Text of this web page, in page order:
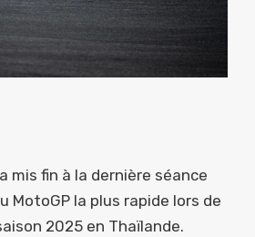
mis fin à la dernière séance
MotoGP la plus rapide lors de
2025 en Thaïlande.